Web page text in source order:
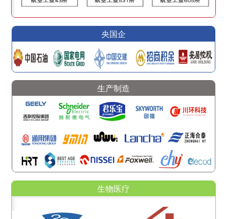
央国企
生产制造
生物医疗